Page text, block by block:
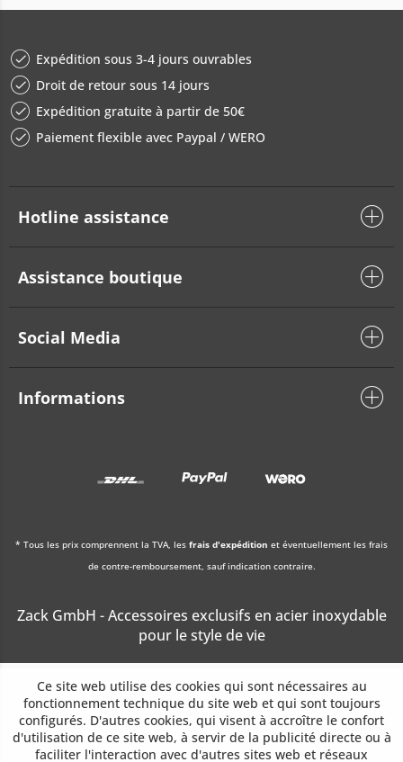
Expédition sous 3-4 jours ouvrables
Droit de retour sous 14 jours
Expédition gratuite à partir de 50€
Paiement flexible avec Paypal / WERO
Hotline assistance
Assistance boutique
Social Media
Informations
* Tous les prix comprennent la TVA, les frais d'expédition et éventuellement les frais
de contre-remboursement, sauf indication contraire.
Zack GmbH - Accessoires exclusifs en acier inoxydable
pour le style de vie
Ce site web utilise des cookies qui sont nécessaires au
fonctionnement technique du site web et qui sont toujours
configurés. D'autres cookies, qui visent à accroître le confort
d'utilisation de ce site web, à servir de la publicité directe ou à
faciliter l'interaction avec d'autres sites web et réseaux